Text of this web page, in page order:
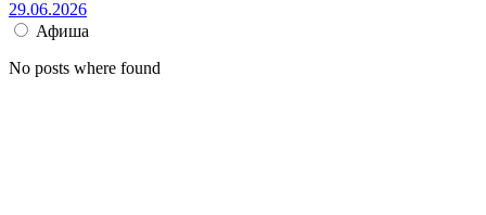
29.06.2026
Афиша
No posts where found